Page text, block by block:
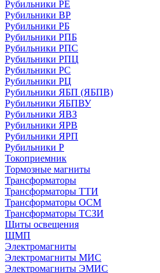
Рубильники РЕ
Рубильники ВР
Рубильники РБ
Рубильники РПБ
Рубильники РПС
Рубильники РПЦ
Рубильники РС
Рубильники РЦ
Рубильники ЯБП (ЯБПВ)
Рубильники ЯБПВУ
Рубильники ЯВЗ
Рубильники ЯРВ
Рубильники ЯРП
Рубильники Р
Токоприемник
Тормозные магниты
Трансформаторы
Трансформаторы ТТИ
Трансформаторы ОСМ
Трансформаторы ТСЗИ
Щиты освещения
ЩМП
Электромагниты
Электромагниты МИС
Электромагниты ЭМИС